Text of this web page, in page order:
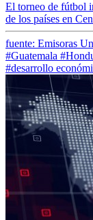
El torneo de fútbol
de los países en
fuente: Emisoras
#Guatemala
#desarrollo